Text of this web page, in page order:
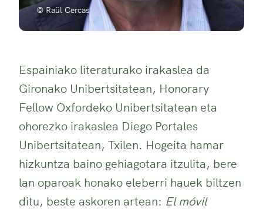
© Raül Cercas
Espainiako literaturako irakaslea da
Gironako Unibertsitatean, Honorary
Fellow Oxfordeko Unibertsitatean eta
ohorezko irakaslea Diego Portales
Unibertsitatean, Txilen. Hogeita hamar
hizkuntza baino gehiagotara itzulita, bere
lan oparoak honako eleberri hauek biltzen
ditu, beste askoren artean: El móvil